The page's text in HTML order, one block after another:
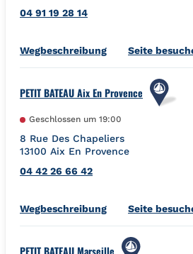
04 91 19 28 14
WegbeschreibungLink Opens in
Seite
PETIT BATEAU Aix En Provence
Geschlossen um 19:00
8 Rue Des Chapeliers
13100 Aix En Provence
04 42 26 66 42
WegbeschreibungLink Opens in
Seite
PETIT BATEAU Marseille